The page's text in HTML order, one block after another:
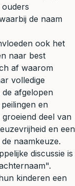
de naam
ook het
naar best
af waarom
volledige
de afgelopen
en
deel van
en een
naamkeuze.
discussie is
kinderen een